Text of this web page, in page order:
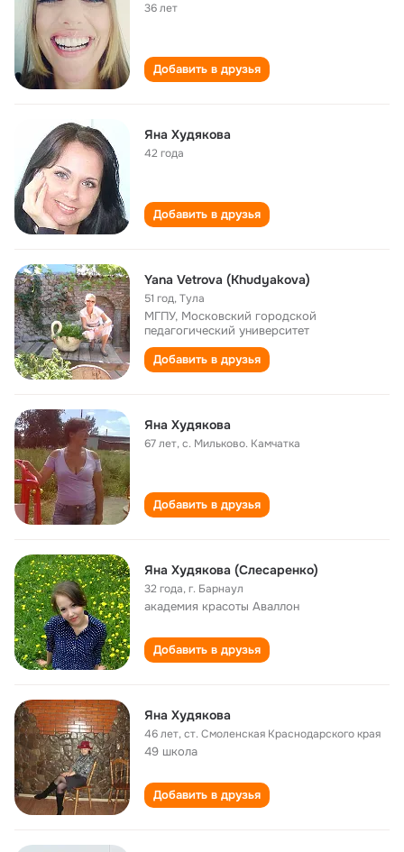
36 лет
Добавить в друзья
Яна Худякова
42 года
Добавить в друзья
Yana Vetrova (Khudyakova)
51 год,Тула
МГПУ, Московский городской
педагогический университет
Добавить в друзья
Яна Худякова
67 лет,с. Мильково. Камчатка
Добавить в друзья
Яна Худякова (Слесаренко)
32 года,г. Барнаул
академия красоты Аваллон
Добавить в друзья
Яна Худякова
46 лет,ст. Смоленская Краснодарского края
49 школа
Добавить в друзья